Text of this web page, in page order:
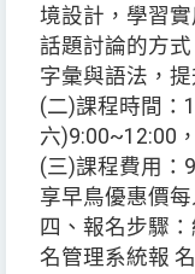
境設計，學習
話題討論的方
字彙與語法，
(二)課程時間：
六)9:00~12:00
(三)課程費用：
享早鳥優惠價每
四、報名步驟
名管理系統報